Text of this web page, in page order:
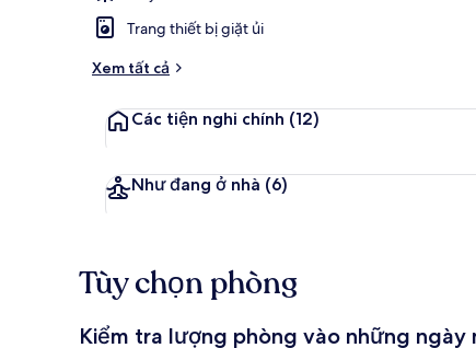
Trang thiết bị giặt ủi
Xem tất cả
Các tiện nghi chính (12)
Như đang ở nhà (6)
Tùy chọn phòng
Kiểm tra lượng phòng vào những ngày